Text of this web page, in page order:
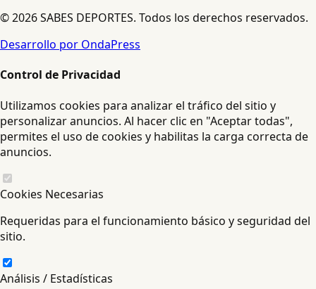
© 2026 SABES DEPORTES. Todos los derechos reservados.
Desarrollo por OndaPress
Control de Privacidad
Utilizamos cookies para analizar el tráfico del sitio y
personalizar anuncios. Al hacer clic en "Aceptar todas",
permites el uso de cookies y habilitas la carga correcta de
anuncios.
Cookies Necesarias
Requeridas para el funcionamiento básico y seguridad del
sitio.
Análisis / Estadísticas